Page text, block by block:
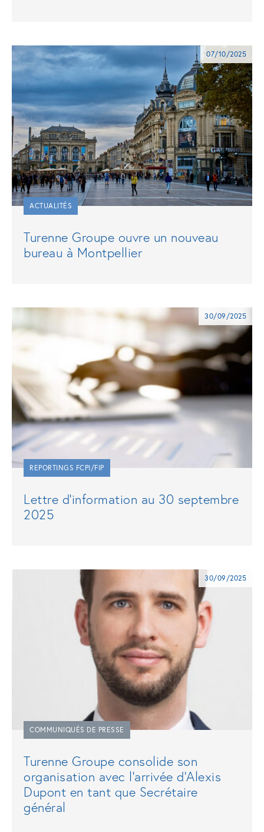
07/10/2025
ACTUALITÉS
Turenne Groupe ouvre un nouveau
bureau à Montpellier
30/09/2025
REPORTINGS FCPI/FIP
Lettre d’information au 30 septembre
2025
30/09/2025
COMMUNIQUÉS DE PRESSE
Turenne Groupe consolide son
organisation avec l'arrivée d'Alexis
Dupont en tant que Secrétaire
général